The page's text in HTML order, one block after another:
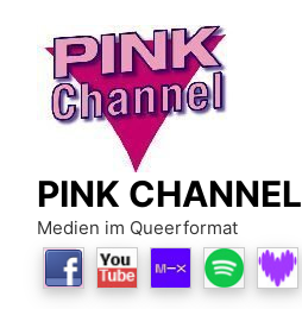
content
PINK CHANNEL
Medien im Queerformat